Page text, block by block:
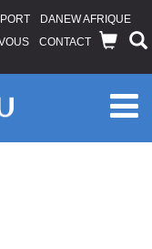
DANEW AFRIQUE
CONTACT